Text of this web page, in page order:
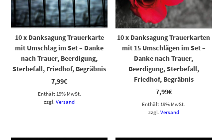
10 x Danksagung Trauerkarte
mit Umschlag im Set – Danke
nach Trauer, Beerdigung,
Sterbefall, Friedhof, Begräbnis
7,99€
Enthält 19% MwSt.
zzgl.Versand
10 x Danksagung Trauerkarten
mit 15 Umschlägen im Set –
Danke nach Trauer,
Beerdigung, Sterbefall,
Friedhof, Begräbnis
7,99€
Enthält 19% MwSt.
zzgl. Versand